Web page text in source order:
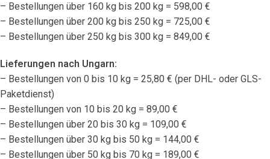
– Bestellungen über 160 kg bis 200 kg = 598,00 €
– Bestellungen über 200 kg bis 250 kg = 725,00 €
– Bestellungen über 250 kg bis 300 kg = 849,00 €
Lieferungen nach Ungarn:
– Bestellungen von 0 bis 10 kg = 25,80 € (per DHL- oder GLS-
Paketdienst)
– Bestellungen von 10 bis 20 kg = 89,00 €
– Bestellungen über 20 bis 30 kg = 109,00 €
– Bestellungen über 30 kg bis 50 kg = 144,00 €
– Bestellungen über 50 kg bis 70 kg = 189,00 €